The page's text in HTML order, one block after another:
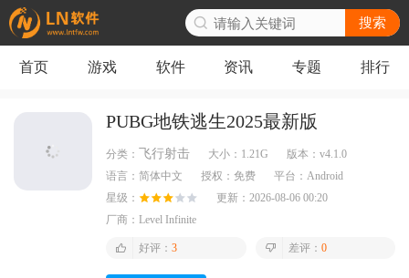
搜索
首页 游戏 软件 资讯 专题 排行
PUBG地铁逃生2025最新版
分类： 飞行射击 大小： 1.21G 版本： v4.1.0
语言： 简体中文 授权： 免费 平台： Android
星级：
更新： 2026-08-06 00:20
厂商： Level Infinite
好评： 3 差评： 0